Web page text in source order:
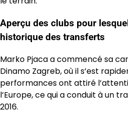
Aperçu des clubs pour
historique des transferts
Marko Pjaca a commencé sa
Dinamo Zagreb, où il s’est
performances ont attiré
l’Europe, ce qui a conduit à un
2016.